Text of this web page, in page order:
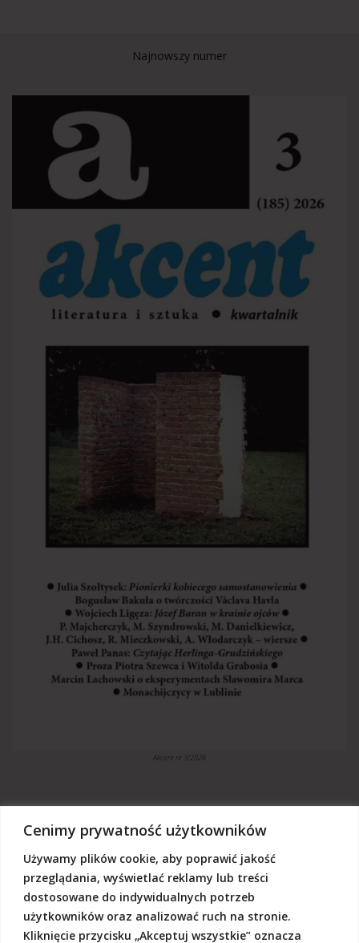
Cenimy prywatność użytkowników
Używamy plików cookie, aby poprawić jakość
przeglądania, wyświetlać reklamy lub treści
dostosowane do indywidualnych potrzeb
użytkowników oraz analizować ruch na stronie.
Kliknięcie przycisku „Akceptuj wszystkie” oznacza
Najnowszy numer
Akcent nr 3/2026
„Akcent” jest czasopismem niezależnym, utrzymujemy się z dotacji
budżetowych oraz darowizn. Będziemy wdzięczni, jeśli zechcą nas
Państwo wesprzeć dowolną kwotą.
Wschodnia Fundacja Kultury „Akcent”, ul. Grodzka 3, 20-112 Lublin
Nr rachunku:50124015031111000017528667
(z dopiskiem: Darowizna na działalność statutową Wschodniej